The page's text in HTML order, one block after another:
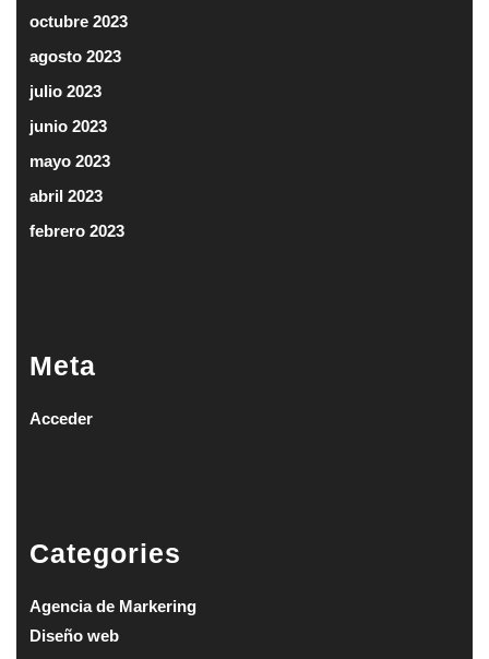
octubre 2023
agosto 2023
julio 2023
junio 2023
mayo 2023
abril 2023
febrero 2023
Meta
Acceder
Categories
Agencia de Markering
Diseño web